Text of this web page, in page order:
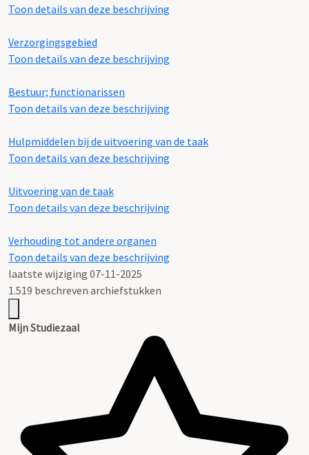
Toon details van deze beschrijving
Verzorgingsgebied
Toon details van deze beschrijving
Bestuur; functionarissen
Toon details van deze beschrijving
Hulpmiddelen bij de uitvoering van de taak
Toon details van deze beschrijving
Uitvoering van de taak
Toon details van deze beschrijving
Verhouding tot andere organen
Toon details van deze beschrijving
laatste wijziging 07-11-2025
1.519 beschreven archiefstukken
Mijn Studiezaal